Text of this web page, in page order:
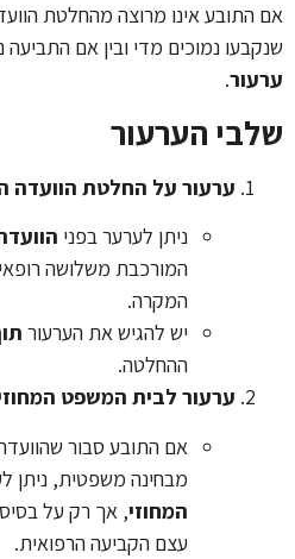
אם התובע אינו מרוצה מהחלטת
שנקבעו נמוכים מדי ובין אם התביעה
ערעור.
שלבי הערעור
ערעור על החלטת הוועדה
ניתן לערער בפני
המורכבת משלושה
המקרה.
יש להגיש את הערעור תוך
ההחלטה.
ערעור לבית המשפט
אם התובע סבור
מבחינה משפטית, ניתן
המחוזי, אך רק על בסיס
עצם הקביעה הרפואית.